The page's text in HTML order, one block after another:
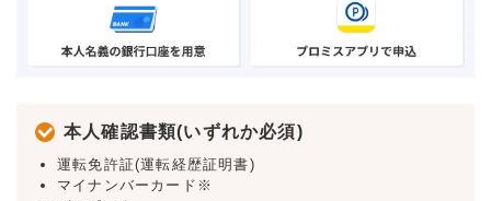
本人確認書類(いずれか必須)
運転免許証(運転経歴証明書)
マイナンバーカード※